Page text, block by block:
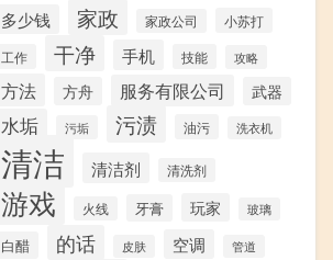
多少钱 家政 家政公司
小苏打
工作
干净 手机 技能 攻略
方法 方舟 服务有限公司 武器
水垢 污垢 污渍 油污 洗衣机
清洁 清洁剂 清洗剂
游戏 火线 牙膏 玩家 玻璃
白醋 的话 皮肤 空调 管道